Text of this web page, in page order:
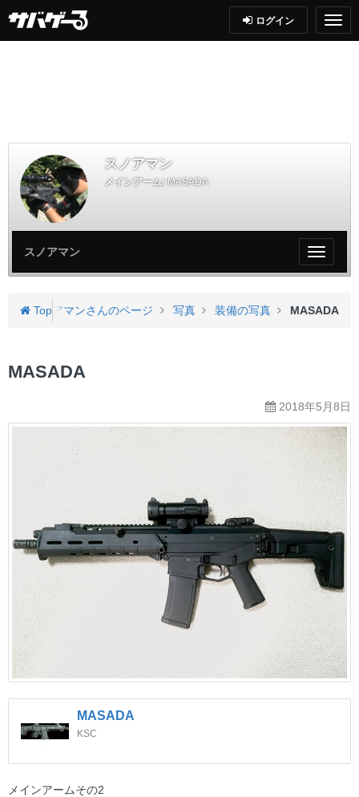
ログイン
スノアマン
メインアーム: MASADA
My
ペ
メ
スノアマン
Top
スノアマンさんのページ 写真 装備の写真 MASADA
MASADA
2018年5月8日
MASADA
KSC
メインアームその2